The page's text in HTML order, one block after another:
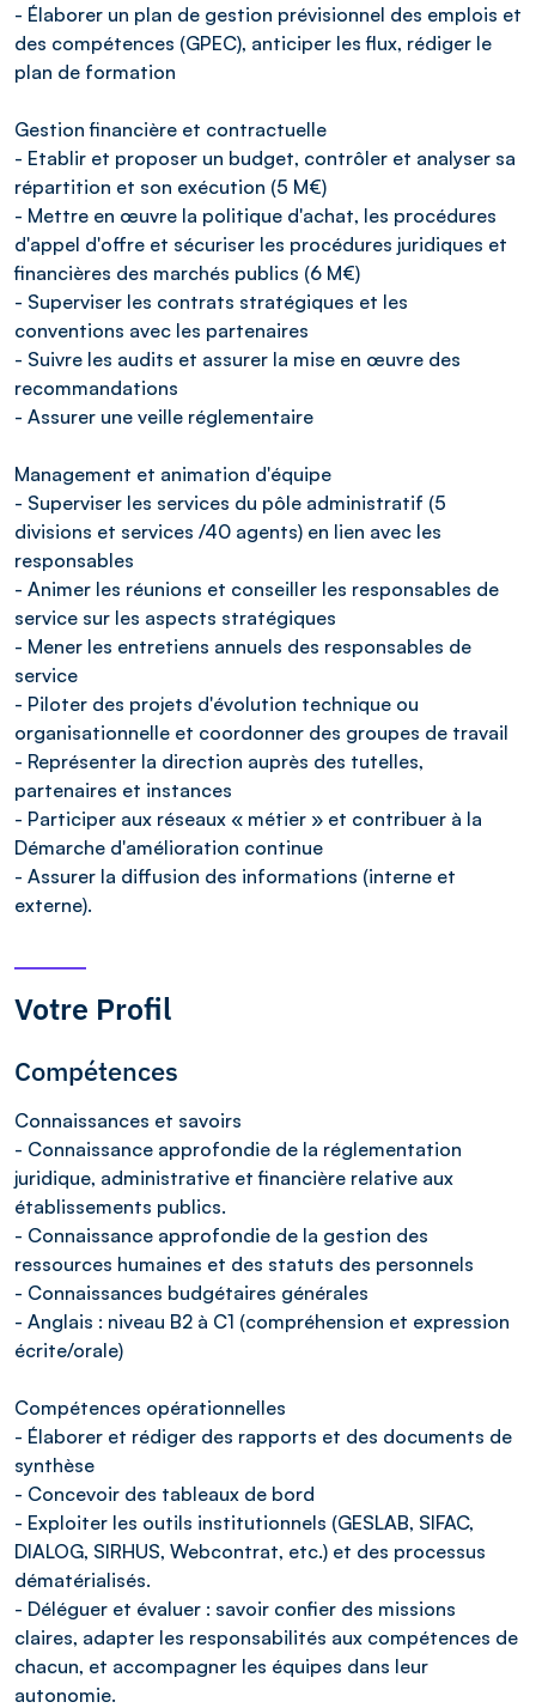
- Élaborer un plan de gestion prévisionnel des emplois et
des compétences (GPEC), anticiper les flux, rédiger le
plan de formation
Gestion financière et contractuelle
- Etablir et proposer un budget, contrôler et analyser sa
répartition et son exécution (5 M€)
- Mettre en œuvre la politique d'achat, les procédures
d'appel d'offre et sécuriser les procédures juridiques et
financières des marchés publics (6 M€)
- Superviser les contrats stratégiques et les
conventions avec les partenaires
- Suivre les audits et assurer la mise en œuvre des
recommandations
- Assurer une veille réglementaire
Management et animation d'équipe
- Superviser les services du pôle administratif (5
divisions et services /40 agents) en lien avec les
responsables
- Animer les réunions et conseiller les responsables de
service sur les aspects stratégiques
- Mener les entretiens annuels des responsables de
service
- Piloter des projets d'évolution technique ou
organisationnelle et coordonner des groupes de travail
- Représenter la direction auprès des tutelles,
partenaires et instances
- Participer aux réseaux « métier » et contribuer à la
Démarche d'amélioration continue
- Assurer la diffusion des informations (interne et
externe).
Votre Profil
Compétences
Connaissances et savoirs
- Connaissance approfondie de la réglementation
juridique, administrative et financière relative aux
établissements publics.
- Connaissance approfondie de la gestion des
ressources humaines et des statuts des personnels
- Connaissances budgétaires générales
- Anglais : niveau B2 à C1 (compréhension et expression
écrite/orale)
Compétences opérationnelles
- Élaborer et rédiger des rapports et des documents de
synthèse
- Concevoir des tableaux de bord
- Exploiter les outils institutionnels (GESLAB, SIFAC,
DIALOG, SIRHUS, Webcontrat, etc.) et des processus
dématérialisés.
- Déléguer et évaluer : savoir confier des missions
claires, adapter les responsabilités aux compétences de
chacun, et accompagner les équipes dans leur
autonomie.